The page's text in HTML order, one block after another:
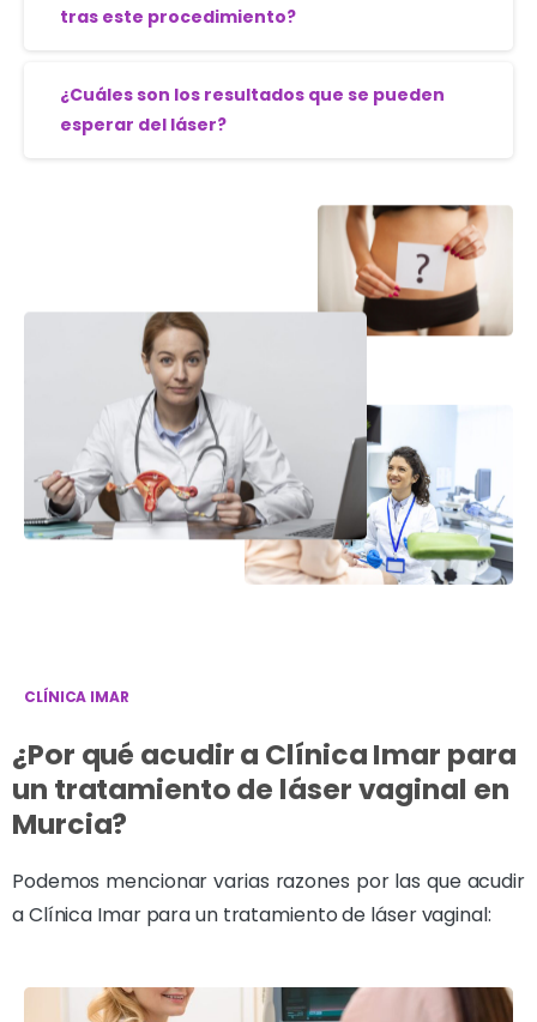
tras este procedimiento?
¿Cuáles son los resultados que se pueden
esperar del láser?
CLÍNICA IMAR
¿Por qué acudir a Clínica Imar para
un tratamiento de láser vaginal en
Murcia?
Podemos mencionar varias razones por las que acudir
a Clínica Imar para un tratamiento de láser vaginal: